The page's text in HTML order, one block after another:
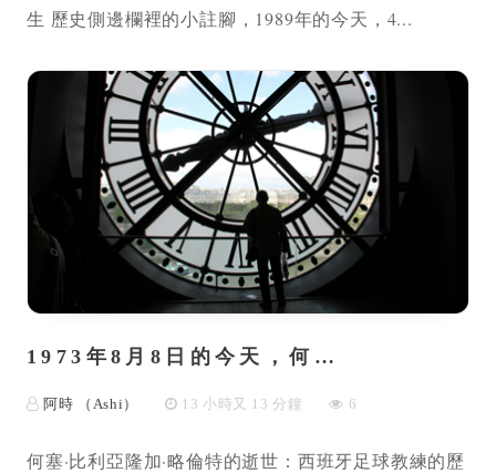
生 歷史側邊欄裡的小註腳，1989年的今天，4...
1973年8月8日的今天，何…
阿時 （Ashi） 13 小時又 13 分鐘 6
何塞·比利亞隆加·略倫特的逝世：西班牙足球教練的歷